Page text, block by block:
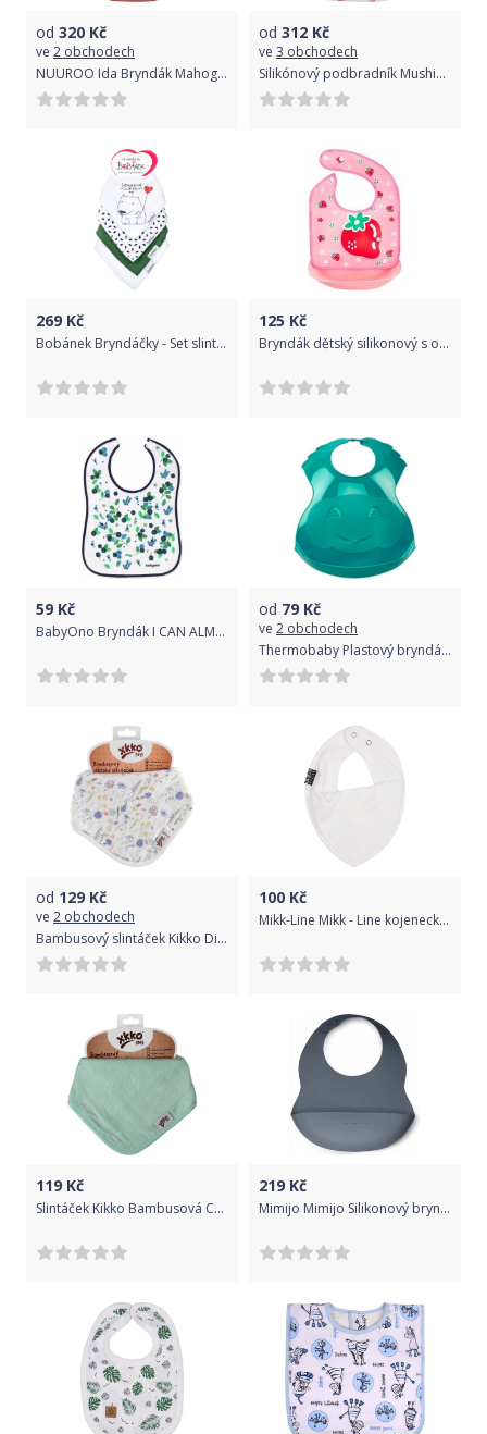
od 320 Kč
ve 2 obchodech
NUUROO Ida Bryndák Mahogany
od 312 Kč
ve 3 obchodech
Silikónový podbradník Mushie Light Shell
269 Kč
Bobánek Bryndáčky - Set slintáčků 4 ks - Polární medvídek
125 Kč
Bryndák dětský silikonový s odnímatelnou kapsou - JAHŮDKA růžový - střední na cvočky
59 Kč
BabyOno Bryndák I CAN ALMOST FEED MYSELF, Borůvky - modré
od 79 Kč
ve 2 obchodech
Thermobaby Plastový bryndák Deep tyrkysový
od 129 Kč
ve 2 obchodech
Bambusový slintáček Kikko Digi Blue Wildflowers 2021
100 Kč
Mikk-Line Mikk - Line kojenecký bryndák 9942A White
119 Kč
Slintáček Kikko Bambusová Colours Mint
219 Kč
Mimijo Mimijo Silikonový bryndák Šedý